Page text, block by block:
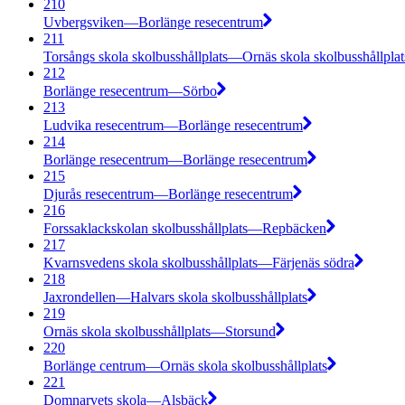
210
Uvbergsviken—Borlänge resecentrum
211
Torsångs skola skolbusshållplats—Ornäs skola
212
Borlänge resecentrum—Sörbo
213
Ludvika resecentrum—Borlänge resecentrum
214
Borlänge resecentrum—Borlänge resecentrum
215
Djurås resecentrum—Borlänge resecentrum
216
Forssaklackskolan skolbusshållplats—Repbäcken
217
Kvarnsvedens skola skolbusshållplats—Färjenäs södra
218
Jaxrondellen—Halvars skola skolbusshållplats
219
Ornäs skola skolbusshållplats—Storsund
220
Borlänge centrum—Ornäs skola skolbusshållplats
221
Domnarvets skola—Alsbäck